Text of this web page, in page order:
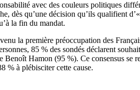
avec des couleurs politiques
dès qu’une décision qu’ils qualifient
la fin du mandat.
la première préoccupation des
85 % des sondés déclarent
Hamon (95 %). Ce consensus
% à plébisciter cette cause.